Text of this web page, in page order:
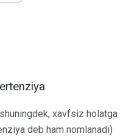
xavfsiz holatga
deb ham nomlanadi)